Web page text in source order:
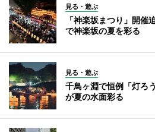
見る・遊ぶ
「神楽坂まつり」開
で神楽坂の夏を彩る
見る・遊ぶ
千鳥ヶ淵で恒例「灯
が夏の水面彩る